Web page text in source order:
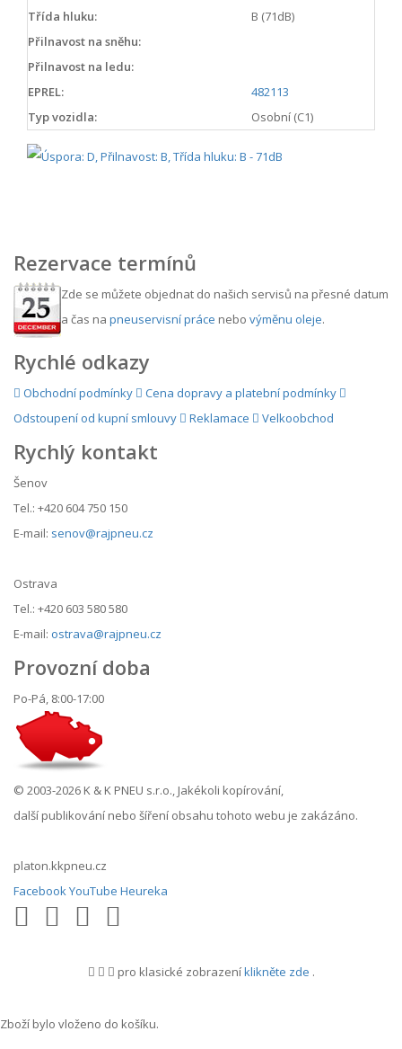
Třída hluku:
B (71dB)
Přilnavost na sněhu:
Přilnavost na ledu:
EPREL:
482113
Typ vozidla:
Osobní (C1)
Rezervace termínů
Zde se můžete objednat do našich servisů na přesné datum
a čas na pneuservisní práce nebo výměnu oleje.
Rychlé odkazy
Obchodní podmínky
Cena dopravy a platební podmínky
Odstoupení od kupní smlouvy
Reklamace Velkoobchod
Rychlý kontakt
Šenov
Tel.: +420 604 750 150
E-mail: senov@rajpneu.cz
Ostrava
Tel.: +420 603 580 580
E-mail: ostrava@rajpneu.cz
Provozní doba
Po-Pá, 8:00-17:00
© 2003-2026 K & K PNEU s.r.o., Jakékoli kopírování,
další publikování nebo šíření obsahu tohoto webu je zakázáno.
platon.kkpneu.cz
FacebookYouTube Heureka
pro klasické zobrazeníklikněte zde .
Zboží bylo vloženo do košíku.